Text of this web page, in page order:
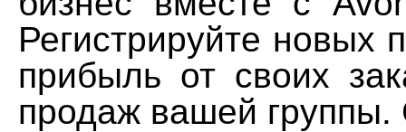
Регистрируйте новых
прибыль от своих
продаж вашей